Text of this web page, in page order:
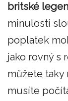
britské
minulosti
poplatek
jako rovný s
můžete taky
musíte